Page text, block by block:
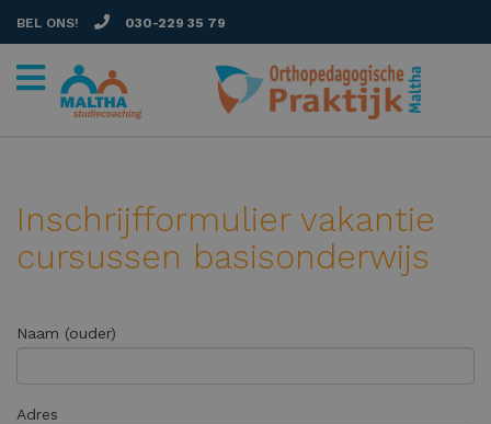
BEL ONS! 030-229 35 79
Inschrijfformulier vakantie
cursussen basisonderwijs
Naam (ouder)
Adres